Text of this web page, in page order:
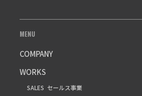
MENU
COMPANY
WORKS
SALES セールス事業